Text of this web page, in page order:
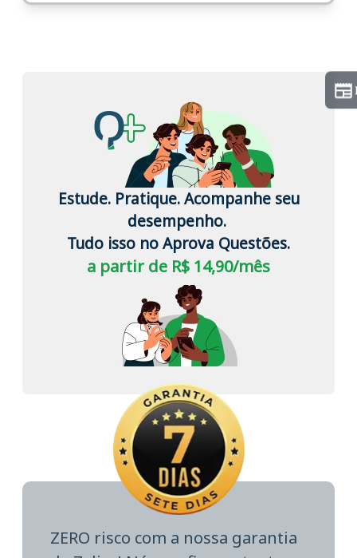
Estude. Pratique. Acompanhe seu
desempenho.
Tudo isso no Aprova Questões.
a partir de R$ 14,90/mês
ZERO risco com a nossa garantia